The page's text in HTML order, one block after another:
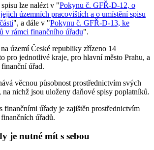
lze nalézt v "Pokynu č. GFŘ-D-12, o
územních pracovištích a o umístění spisu
", a dále v "Pokynu č. GFŘ-D-13, ke
v rámci finančního úřadu".
území České republiky zřízeno 14
pro jednotlivé kraje, pro hlavní město Prahu, a
úřad.
věcnou působnost prostřednictvím svých
nichž jsou uloženy daňové spisy poplatníků.
finančními úřady je zajištěn prostřednictvím
úřadů.
je nutné mít s sebou